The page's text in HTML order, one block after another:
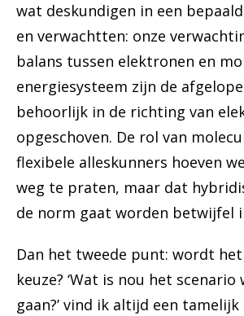
wat deskundigen in een
en verwachtten: onze
balans tussen elektronen en
energiesysteem zijn de
behoorlijk in de richting van
opgeschoven. De rol van
flexibele alleskunners hoeven
weg te praten, maar dat
de norm gaat worden betwijfel
Dan het tweede punt: wordt
keuze? ‘Wat is nou het
gaan?’ vind ik altijd een